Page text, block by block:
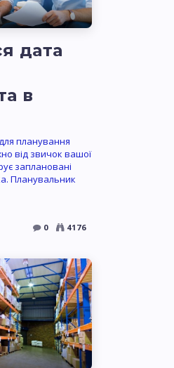
дата
в
планування
від звичок вашої
заплановані
Планувальник
0 4176